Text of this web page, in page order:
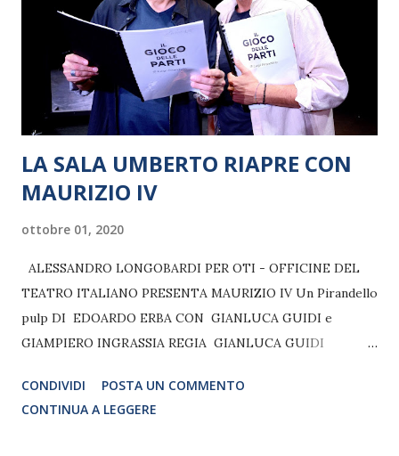
LA SALA UMBERTO RIAPRE CON
MAURIZIO IV
ottobre 01, 2020
ALESSANDRO LONGOBARDI PER OTI - OFFICINE DEL
TEATRO ITALIANO PRESENTA MAURIZIO IV Un Pirandello
pulp DI EDOARDO ERBA CON GIANLUCA GUIDI e
GIAMPIERO INGRASSIA REGIA GIANLUCA GUIDI
2020 Siamo in prova, sul palco dove dovrebbe andare in
scena Il Gioco delle Parti di Pirandello. Maurizio, il regista
CONDIVIDI
POSTA UN COMMENTO
CONTINUA A LEGGERE